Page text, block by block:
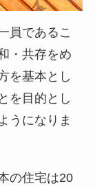
員であるこ
・共存をめ
を基本とし
を目的とし
うになりま
の住宅は20